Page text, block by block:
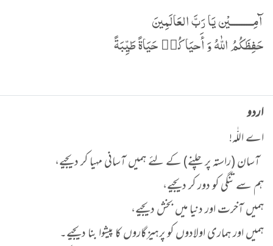
آمِـــــــــيْن يَا رَبَّ العَالَمِينَ
حَفِظَكُمُ اللّٰهُ وَ أَحيَاكُم٘ حَيَاةً طَيِّبَةً
اردو
اے اللّٰہ!
آسان (راستہ پر چلنے) کے لئے ہمیں آسانی مہیا کر دیجیے،
ہم سے تنگی کو دور کر دیجیے،
ہمیں آخرت اور دنیا میں بخش دیجیے،
ہمیں اور ہماری اولادوں کو پرہیزگاروں کا پیشوا بنا دیجیے۔